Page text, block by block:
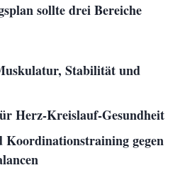
sollte drei Bereiche
Stabilität und
Herz-Kreislauf-Gesundheit
Koordinationstraining gegen